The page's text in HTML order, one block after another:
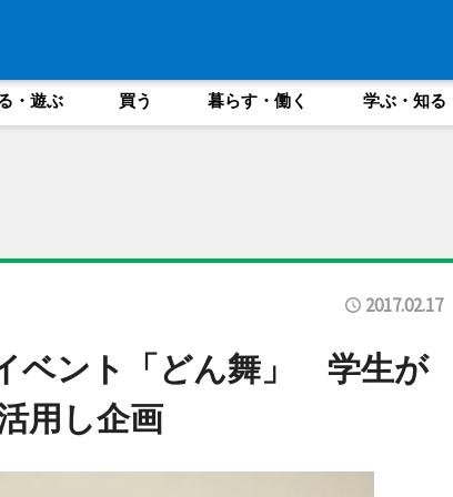
・遊ぶ 買う 暮らす・働く 学ぶ・知る
2017.02.17
ベント「どん舞」 学生が
用し企画